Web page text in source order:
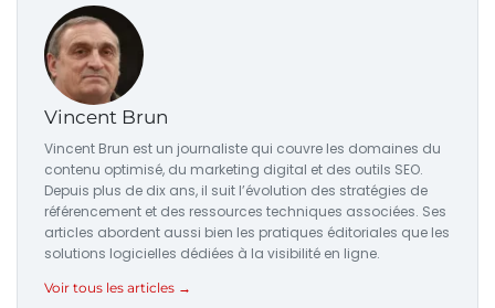
Vincent Brun
Vincent Brun est un journaliste qui couvre les domaines du
contenu optimisé, du marketing digital et des outils SEO.
Depuis plus de dix ans, il suit l’évolution des stratégies de
référencement et des ressources techniques associées. Ses
articles abordent aussi bien les pratiques éditoriales que les
solutions logicielles dédiées à la visibilité en ligne.
Voir tous les articles →